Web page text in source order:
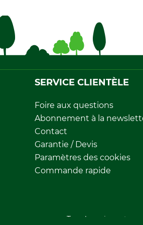
SERVICE CLIENTÈLE
Foire aux questions
Abonnement à la
Contact
Garantie / Devis
Paramètres des cookies
Commande rapide
Tous les prix sont